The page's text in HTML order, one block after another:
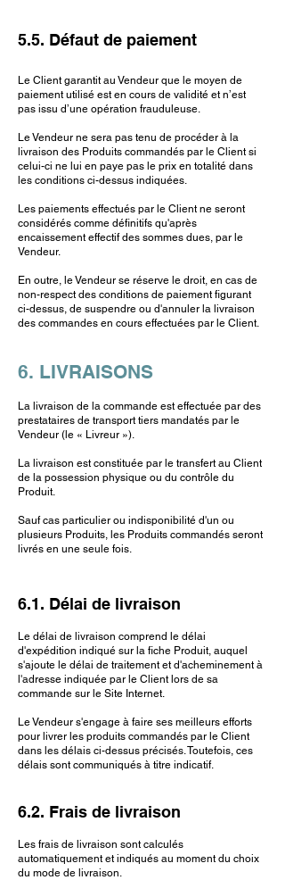
5.5. Défaut de paiement
Le Client garantit au Vendeur que le moyen de
paiement utilisé est en cours de validité et n’est
pas issu d’une opération frauduleuse.
Le Vendeur ne sera pas tenu de procéder à la
livraison des Produits commandés par le Client si
celui-ci ne lui en paye pas le prix en totalité dans
les conditions ci-dessus indiquées.
Les paiements effectués par le Client ne seront
considérés comme définitifs qu'après
encaissement effectif des sommes dues, par le
Vendeur.
En outre, le Vendeur se réserve le droit, en cas de
non-respect des conditions de paiement figurant
ci-dessus, de suspendre ou d'annuler la livraison
des commandes en cours effectuées par le Client.
6. LIVRAISONS
La livraison de la commande est effectuée par des
prestataires de transport tiers mandatés par le
Vendeur (le « Livreur »).
La livraison est constituée par le transfert au Client
de la possession physique ou du contrôle du
Produit.
Sauf cas particulier ou indisponibilité d'un ou
plusieurs Produits, les Produits commandés seront
livrés en une seule fois.
6.1. Délai de livraison
Le délai de livraison comprend le délai
d'expédition indiqué sur la fiche Produit, auquel
s'ajoute le délai de traitement et d'acheminement à
l'adresse indiquée par le Client lors de sa
commande sur le Site Internet.
Le Vendeur s'engage à faire ses meilleurs efforts
pour livrer les produits commandés par le Client
dans les délais ci-dessus précisés. Toutefois, ces
délais sont communiqués à titre indicatif.
6.2. Frais de livraison
Les frais de livraison sont calculés
automatiquement et indiqués au moment du choix
du mode de livraison.